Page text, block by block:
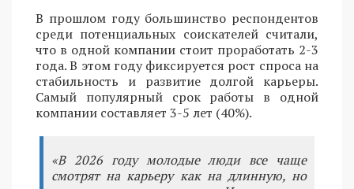
В прошлом году большинство респондентов
среди потенциальных соискателей считали,
что в одной компании стоит проработать 2-3
года. В этом году фиксируется рост спроса на
стабильность и развитие долгой карьеры.
Самый популярный срок работы в одной
компании составляет 3-5 лет (40%).
«В 2026 году молодые люди все чаще
смотрят на карьеру как на длинную, но